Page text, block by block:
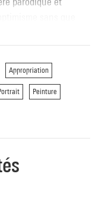
sans que
manière de peindre
Art, en projetant
souvent
des magazines ou
destinées au plus
de la
et intimes qui se
Appropriation
Peinture